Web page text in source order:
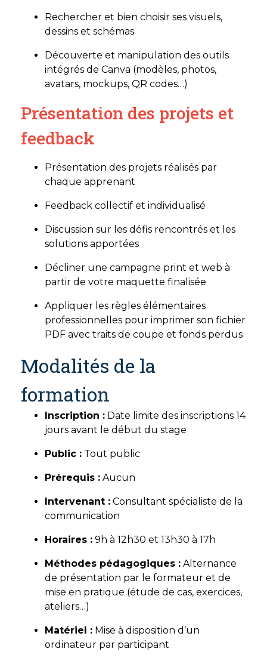
Rechercher et bien choisir ses visuels,
dessins et schémas
Découverte et manipulation des outils
intégrés de Canva (modèles, photos,
avatars, mockups, QR codes…)
Présentation des projets et
feedback
Présentation des projets réalisés par
chaque apprenant
Feedback collectif et individualisé
Discussion sur les défis rencontrés et les
solutions apportées
Décliner une campagne print et web à
partir de votre maquette finalisée
Appliquer les règles élémentaires
professionnelles pour imprimer son fichier
PDF avec traits de coupe et fonds perdus
Modalités de la
formation
Inscription : Date limite des inscriptions 14
jours avant le début du stage
Public : Tout public
Prérequis : Aucun
Intervenant : Consultant spécialiste de la
communication
Horaires : 9h à 12h30 et 13h30 à 17h
Méthodes pédagogiques : Alternance
de présentation par le formateur et de
mise en pratique (étude de cas, exercices,
ateliers…)
Matériel : Mise à disposition d’un
ordinateur par participant